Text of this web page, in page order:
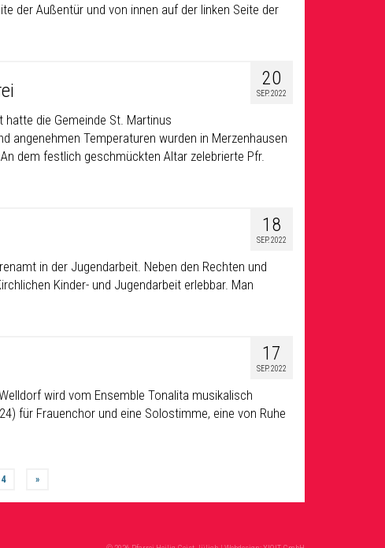
der Außentür und von innen auf der linken Seite der
20
SEP. 2022
die Gemeinde St. Martinus
angenehmen Temperaturen wurden in Merzenhausen
dem festlich geschmückten Altar zelebrierte Pfr.
18
SEP. 2022
in der Jugendarbeit. Neben den Rechten und
Kinder- und Jugendarbeit erlebbar. Man
17
SEP. 2022
wird vom Ensemble Tonalita musikalisch
für Frauenchor und eine Solostimme, eine von Ruhe
4 »